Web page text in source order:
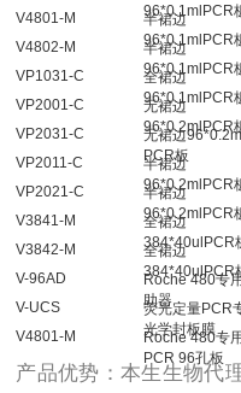
96*0.1mlPCR
V4801-M
半裙边
96*0.1mlPCR
V4802-M
半裙边
96*0.1mlPCR
VP1031-C
全裙边
96*0.1mlPCR
VP2001-C
无裙边
96*0.2mlPCR
VP2031-C
无裙边
PCR板
VP2011-C
半裙边
96*0.2mlPCR
VP2021-C
半裙边
96*0.2mlPCR
V3841-M
全裙边
384*40ulPCR
V3842-M
全裙边
384*40ulPCR
V-96AD
Roche 480专
助器
V-UCS
荧光定量PCR
光学封板膜
V4801-M
Roche 480专
PCR 96孔板
产品优势：本生生物代